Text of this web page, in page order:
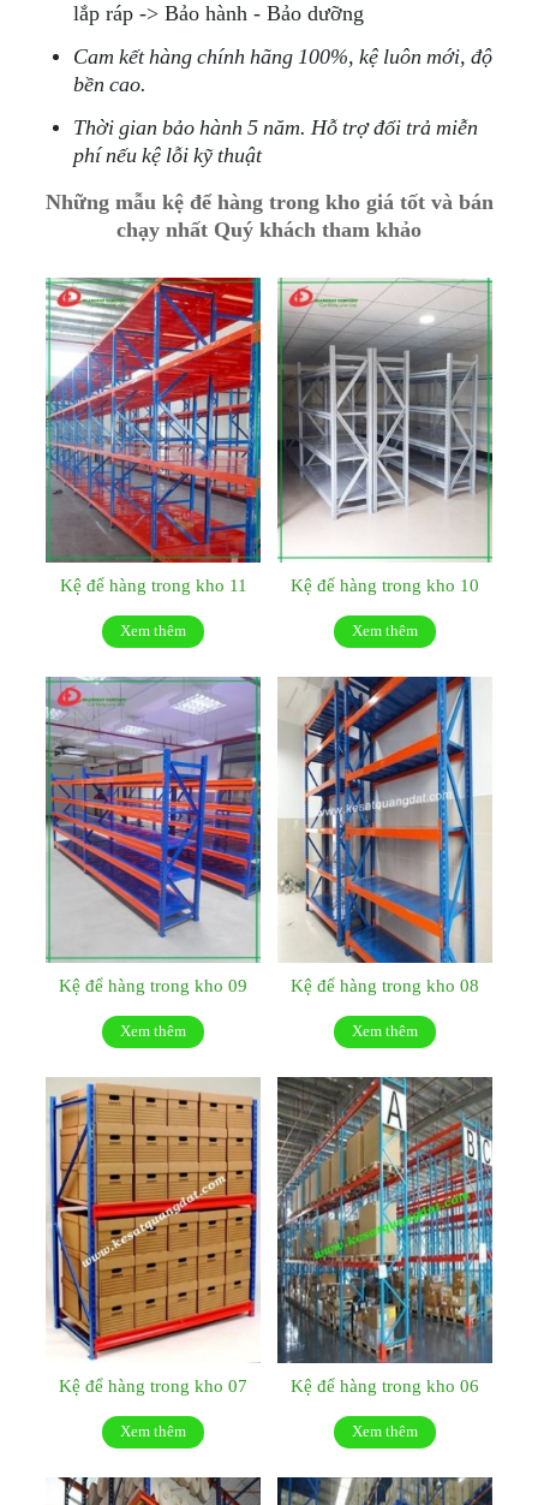
lắp ráp -> Bảo hành - Bảo dưỡng
Cam kết hàng chính hãng 100%, kệ luôn mới, độ
bền cao.
Thời gian bảo hành 5 năm. Hỗ trợ đổi trả miễn
phí nếu kệ lỗi kỹ thuật
Những mẫu kệ để hàng trong kho giá tốt và bán
chạy nhất Quý khách tham khảo
Kệ để hàng trong kho 11
Xem thêm
Kệ để hàng trong kho 10
Xem thêm
Kệ để hàng trong kho 09
Xem thêm
Kệ để hàng trong kho 08
Xem thêm
Kệ để hàng trong kho 07
Xem thêm
Kệ để hàng trong kho 06
Xem thêm